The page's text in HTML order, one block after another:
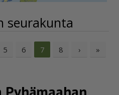
seurakunta
5 6 7 8 › »